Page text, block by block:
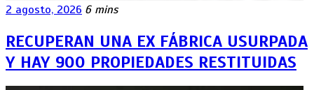
2 agosto, 2026 6 mins
RECUPERAN UNA EX FÁBRICA USURPADA
Y HAY 900 PROPIEDADES RESTITUIDAS